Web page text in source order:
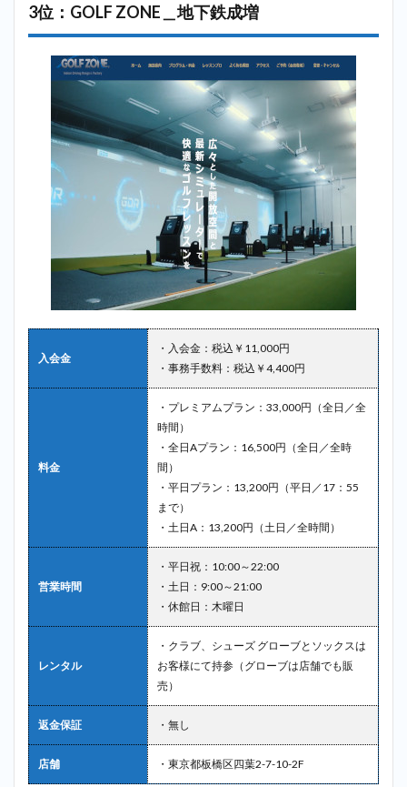
3位：GOLF ZONE＿地下鉄成増
入会金
・入会金：税込￥11,000円
・事務手数料：税込￥4,400円
料金
・プレミアムプラン：33,000円（全日／全
時間）
・全日Aプラン：16,500円（全日／全時
間）
・平日プラン：13,200円（平日／17：55
まで）
・土日A：13,200円（土日／全時間）
営業時間
・平日祝：10:00～22:00
・土日：9:00～21:00
・休館日：木曜日
レンタル
・クラブ、シューズ グローブとソックスは
お客様にて持参（グローブは店舗でも販
売）
返金保証 ・無し
店舗 ・東京都板橋区四葉2-7-10-2F